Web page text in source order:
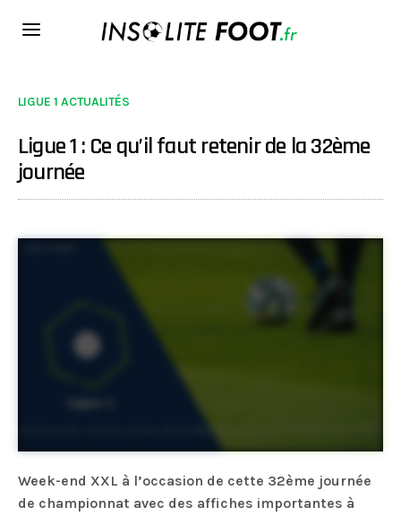
LIGUE 1 ACTUALITÉS
Ligue 1 : Ce qu’il faut retenir de la 32ème
journée
Week-end XXL à l’occasion de cette 32ème journée
de championnat avec des affiches importantes à